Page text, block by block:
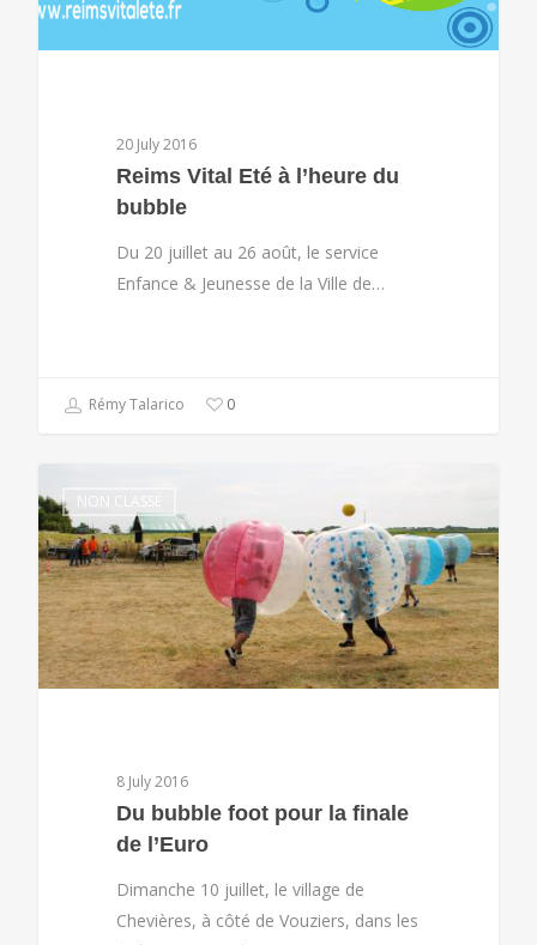
20 July 2016
Reims Vital Eté à l’heure du
bubble
Du 20 juillet au 26 août, le service
Enfance & Jeunesse de la Ville de…
Rémy Talarico 0
NON CLASSÉ
8 July 2016
Du bubble foot pour la finale
de l’Euro
Dimanche 10 juillet, le village de
Chevières, à côté de Vouziers, dans les